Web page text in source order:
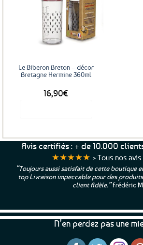
Ajouter
aux
favoris
Le Biberon Breton – décor
Bretagne Hermine 360ml
16,90€
Avis certifiés : + de 10.000 clients
★★★★★ > Tous nos
“Toujours aussi satisfait de cette boutique
top Livraison impeccable pour des
client fidèle.”Frédéric
N’en perdez pas une